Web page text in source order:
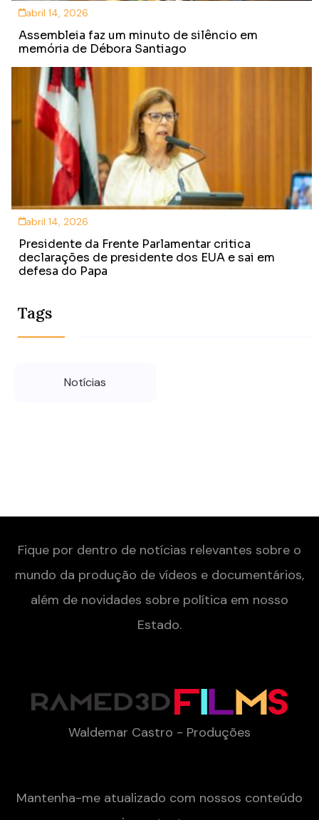
abril 14, 2026
Assembleia faz um minuto de silêncio em
memória de Débora Santiago
abril 14, 2026
Presidente da Frente Parlamentar critica
declarações de presidente dos EUA e sai em
defesa do Papa
Tags
Notícias
Fique por dentro de notícias relevantes sobre o
mundo da produção de vídeos e documentários,
além de novidades sobre política em nosso
Estado.
Waldemar Castro - Produções
Mantenha-me atualizado com nossos conteúdo